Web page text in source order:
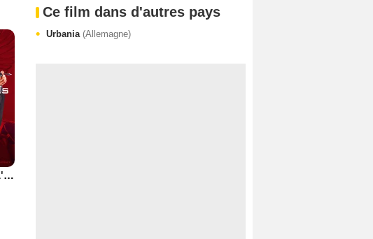
Hunger Games - L'embrasement
Ce film dans d'autres pays
Urbania (Allemagne)